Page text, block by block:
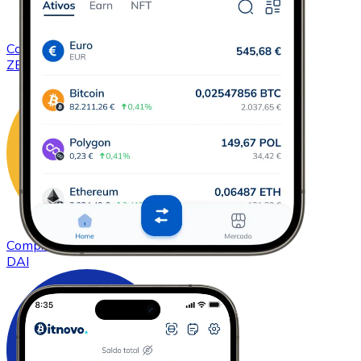
Comprar ZCash
com transferência bancárias
ZEC
ComprarDAIcom transferência bancárias
DAI